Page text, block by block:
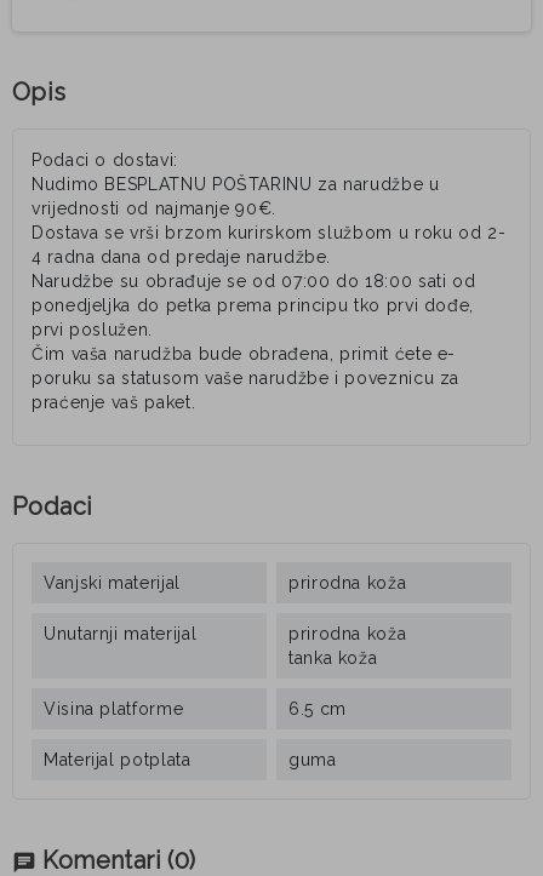
Opis
Podaci o dostavi:
Nudimo BESPLATNU POŠTARINU za narudžbe u
vrijednosti od najmanje 90€.
Dostava se vrši brzom kurirskom službom u roku od 2-
4 radna dana od predaje narudžbe.
Narudžbe su obrađuje se od 07:00 do 18:00 sati od
ponedjeljka do petka prema principu tko prvi dođe,
prvi poslužen.
Čim vaša narudžba bude obrađena, primit ćete e-
poruku sa statusom vaše narudžbe i poveznicu za
praćenje vaš paket.
Podaci
Vanjski materijal prirodna koža
Unutarnji materijal
prirodna koža
tanka koža
Visina platforme 6.5 cm
Materijal potplata guma
chat Komentari (0)